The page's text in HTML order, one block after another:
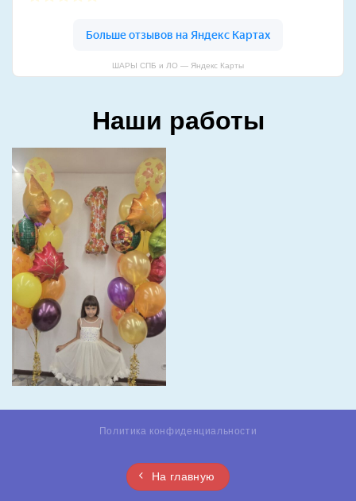
ШАРЫ СПБ и ЛО — Яндекс Карты
Наши работы
Политика конфиденциальности
На главную